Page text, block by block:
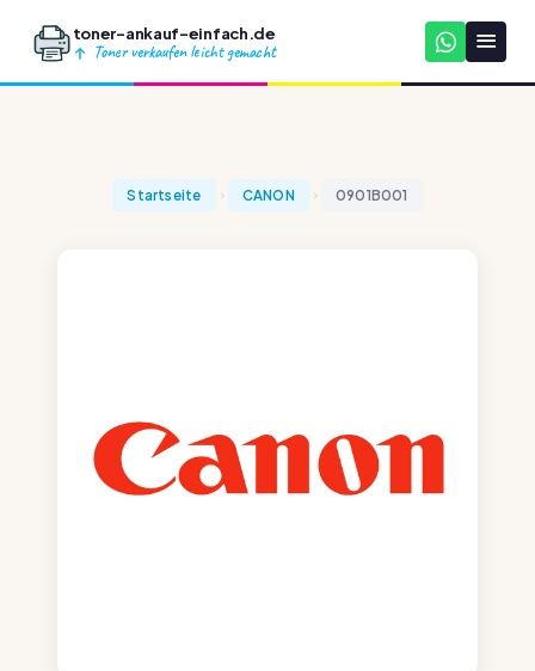
toner-ankauf-einfach.de
Toner verkaufen leicht gemacht
Startseite CANON 0901B001